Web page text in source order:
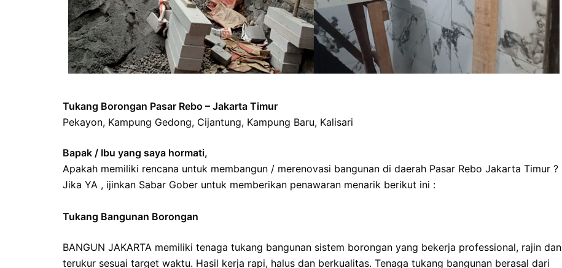
Tukang Borongan Pasar Rebo – Jakarta Timur
Pekayon, Kampung Gedong, Cijantung, Kampung Baru, Kalisari
Bapak / Ibu yang saya hormati,
Apakah memiliki rencana untuk membangun / merenovasi bangunan di daerah Pasar Rebo Jakarta Timur ?
Jika YA , ijinkan Sabar Gober untuk memberikan penawaran menarik berikut ini :
Tukang Bangunan Borongan
BANGUN JAKARTA memiliki tenaga tukang bangunan sistem borongan yang bekerja professional, rajin dan
terukur sesuai target waktu. Hasil kerja rapi, halus dan berkualitas. Tenaga tukang bangunan berasal dari